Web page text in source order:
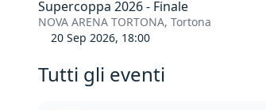
Supercoppa 2026 - Finale
NOVA ARENA TORTONA, Tortona
20 Sep 2026, 18:00
Tutti gli eventi